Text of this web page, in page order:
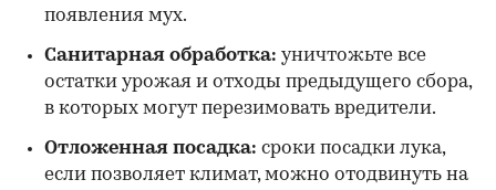
появления мух.
Санитарная обработка: уничтожьте все
остатки урожая и отходы предыдущего сбора,
в которых могут перезимовать вредители.
Отложенная посадка: сроки посадки лука,
если позволяет климат, можно отодвинуть на